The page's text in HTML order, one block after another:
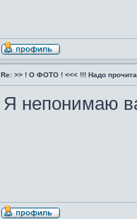
Re: >> ! О ФОТО ! <<< !!! Надо
Я непонимаю